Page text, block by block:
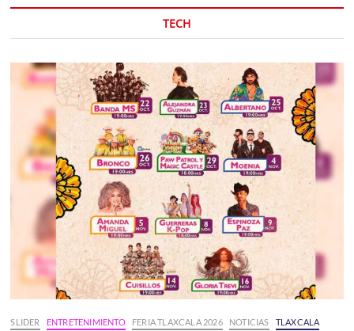
TECH
SLIDER ENTRETENIMIENTO FERIA TLAXCALA 2026 NOTICIAS TLAXCALA